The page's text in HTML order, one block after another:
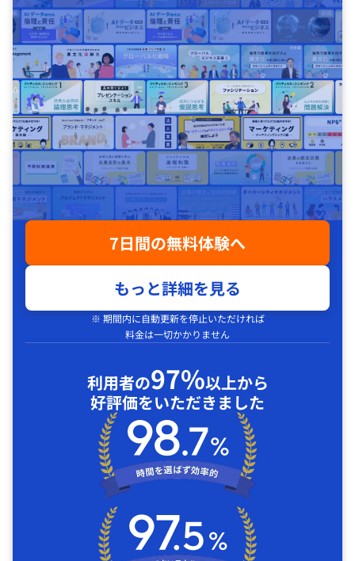
7日間の無料体験へ
もっと詳細を見る
※ 期間内に自動更新を停止いただければ
料金は一切かかりません
利用者の97%以上から
好評価をいただきました